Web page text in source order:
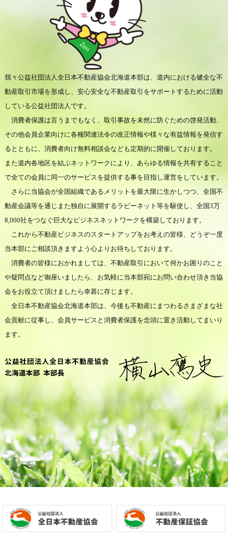
我々公益社団法人全日本不動産協会北海道本部は、道内における健全な不
動産取引市場を形成し、安心安全な不動産取引をサポートするために活動
している公益社団法人です。
消費者保護は言うまでもなく、取引事故を未然に防ぐための啓発活動、
その他会員企業向けに各種関連法令の改正情報や様々な有益情報を発信す
るとともに、消費者向け無料相談会なども定期的に開催しております。
また道内各地区を結ぶネットワークにより、あらゆる情報を共有すること
で全ての会員に同一のサービスを提供する事を目指し運営をしています。
さらに当協会が全国組織であるメリットを最大限に生かしつつ、全国不
動産会議等を通じまた独自に展開するラビーネット等を駆使し、全国3万
8,000社をつなぐ巨大なビジネスネットワークを構築しております。
これから不動産ビジネスのスタートアップをお考えの皆様、どうぞ一度
当本部にご相談頂きますよう心よりお待ちしております。
消費者の皆様におかれましては、不動産取引において何かお困りのこと
や疑問点など御座いましたら、お気軽に当本部宛にお問い合わせ頂き当協
会をお役立て頂けましたら幸甚に存じます。
全日本不動産協会北海道本部は、今後も不動産にまつわるさまざまな社
会貢献に従事し、会員サービスと消費者保護を念頭に置き活動してまいり
ます。